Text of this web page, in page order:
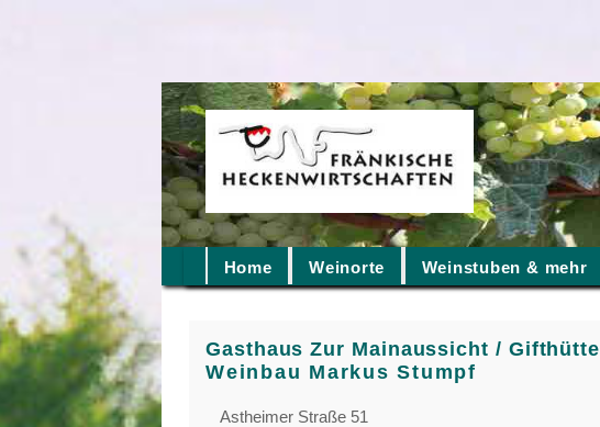
Home Weinorte Weinstuben & mehr
Gasthaus Zur Mainaussicht / Gifthütte
Weinbau Markus Stumpf
Astheimer Straße 51